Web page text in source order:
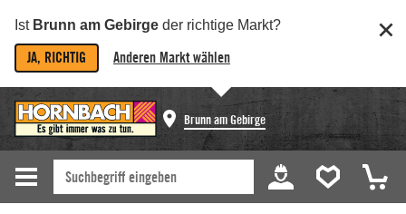
Ist Brunn am Gebirge der richtige Markt?
JA, RICHTIG Anderen Markt wählen
Brunn am Gebirge